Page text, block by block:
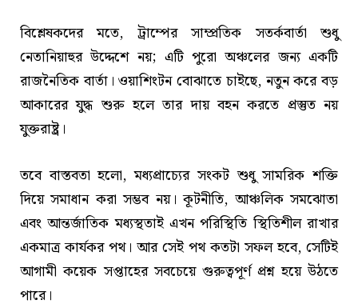
বিশ্লেষকদের মতে, ট্রাম্পের সাম্প্রতিক সতর্কবার্তা শুধু
নেতানিয়াহুর উদ্দেশে নয়; এটি পুরো অঞ্চলের জন্য একটি
রাজনৈতিক বার্তা। ওয়াশিংটন বোঝাতে চাইছে, নতুন করে বড়
আকারের যুদ্ধ শুরু হলে তার দায় বহন করতে প্রস্তুত নয়
যুক্তরাষ্ট্র।
তবে বাস্তবতা হলো, মধ্যপ্রাচ্যের সংকট শুধু সামরিক শক্তি
দিয়ে সমাধান করা সম্ভব নয়। কূটনীতি, আঞ্চলিক সমঝোতা
এবং আন্তর্জাতিক মধ্যস্থতাই এখন পরিস্থিতি স্থিতিশীল রাখার
একমাত্র কার্যকর পথ। আর সেই পথ কতটা সফল হবে, সেটিই
আগামী কয়েক সপ্তাহের সবচেয়ে গুরুত্বপূর্ণ প্রশ্ন হয়ে উঠতে
পারে।